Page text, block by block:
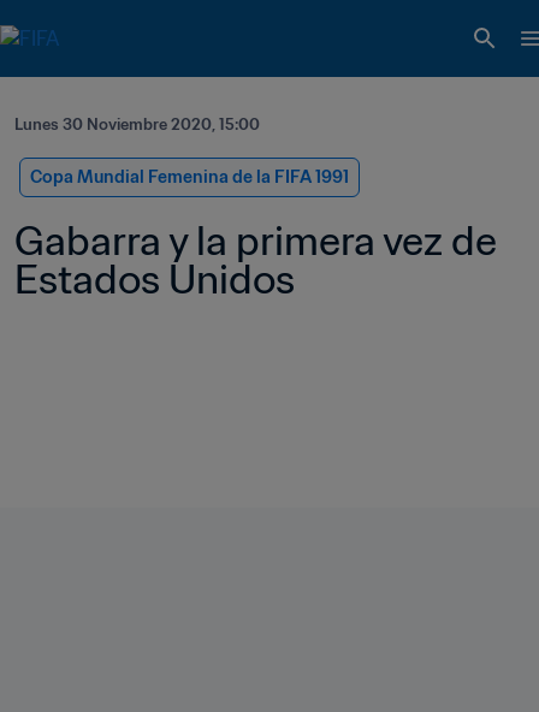
Lunes 30 Noviembre 2020, 15:00
Copa Mundial Femenina de la FIFA 1991
Gabarra y la primera vez de
Estados Unidos